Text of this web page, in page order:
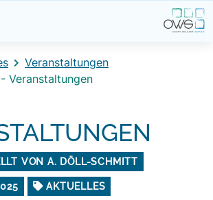
Veranstaltungen
Veranstaltungen
VON A. DÖLL-SCHMITT
AKTUELLES